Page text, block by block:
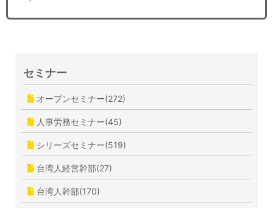
セミナー
オープンセミナー(272)
人事労務セミナー(45)
シリーズセミナー(519)
台湾人経営幹部(27)
台湾人幹部(170)